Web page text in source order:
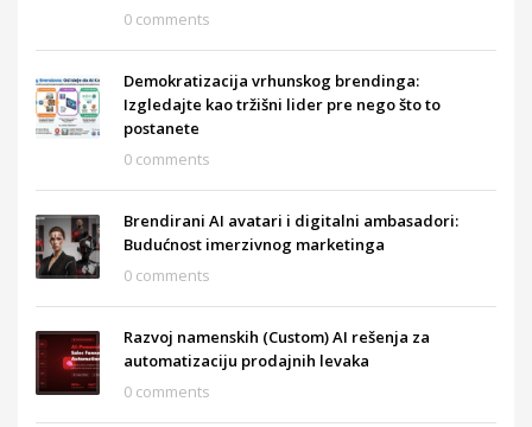
0 comments
Demokratizacija vrhunskog brendinga:
Izgledajte kao tržišni lider pre nego što to
postanete
0 comments
Brendirani AI avatari i digitalni ambasadori:
Budućnost imerzivnog marketinga
0 comments
Razvoj namenskih (Custom) AI rešenja za
automatizaciju prodajnih levaka
0 comments